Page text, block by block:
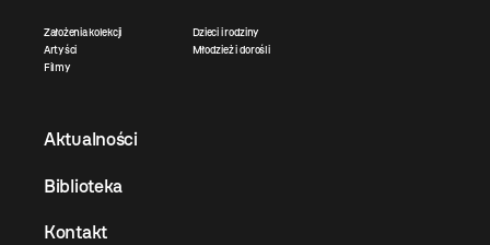
Założenia kolekcji
Artyści
Filmy
Dzieci i rodziny
Młodzież i dorośli
Aktualności
Biblioteka
Kontakt